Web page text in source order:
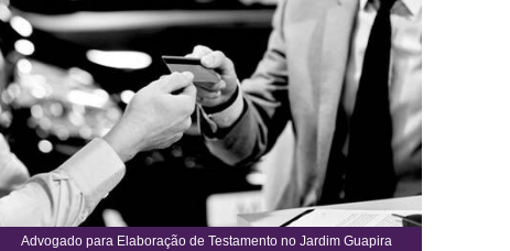
Advogado para Elaboração de Testamento no Jardim Guapira